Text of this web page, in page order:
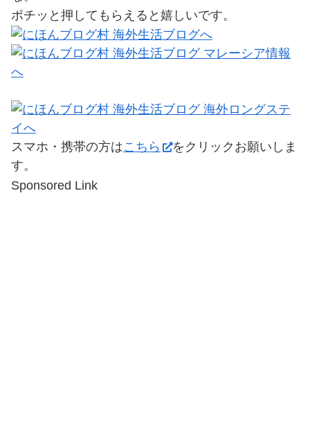
ポチッと押してもらえると嬉しいです。
スマホ・携帯の方はこちら
をクリックお願いしま
す。
Sponsored Link